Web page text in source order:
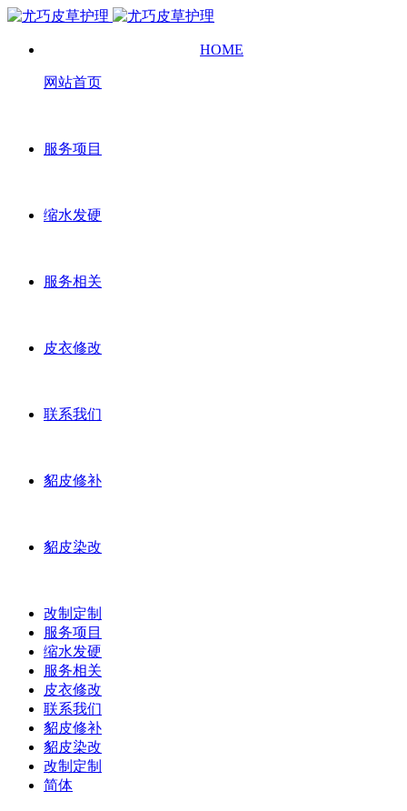
HOME
网站首页
服务项目
缩水发硬
服务相关
皮衣修改
联系我们
貂皮修补
貂皮染改
改制定制
服务项目
缩水发硬
服务相关
皮衣修改
联系我们
貂皮修补
貂皮染改
改制定制
简体